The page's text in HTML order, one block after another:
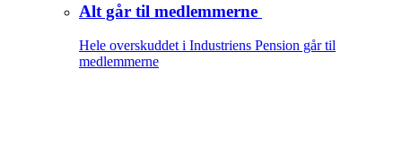
Alt går til medlemmerne
Hele overskuddet i Industriens Pension går til
medlemmerne